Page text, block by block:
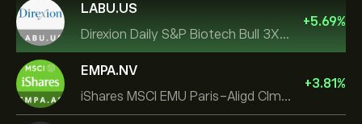
LABU.US
Direxion Daily S&P Biotech Bull 3X ETF
+5.69%
EMPA.NV
iShares MSCI EMU Paris-Aligd Clmt UCITS ETF EUR A
+3.81%